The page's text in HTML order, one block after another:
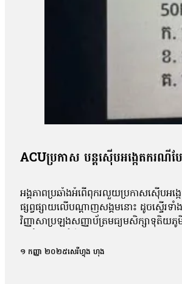
ACUប្រកាស បន្តស៊ើបអង្កេតករណីប
អង្គភាពប្រឆាំងអំពើពុករលួយប្រកាសស៊ើបអង្
ផ្សព្វផ្សាយលើបណ្ដាញសង្គមនោះ ដូចស្ទើរ
វិញ្ញាសាប្រឡងសញ្ញាប័ត្រមធ្យមសិក្សាទុតិយភូ
ពេល នៅក្នុងគ្រុបតេឡេក្រាម ដែលបានបែកធ្
១ កញ្ញា ២០២៥សេរីហ្វុង ហុង